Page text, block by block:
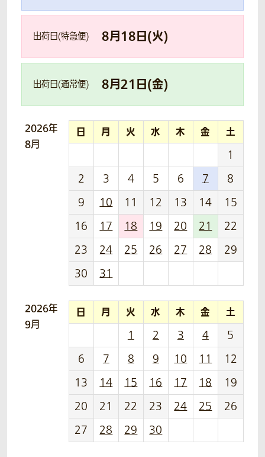
出荷日(特急便) 8月18日(火)
出荷日(通常便) 8月21 日(金)
2026年
8月
日 月 火 水 木 金 土
1
2
3 4 5 6 7
8
9
10 11 12 13 14
15
16
17 18 19 20 21
22
23
24 25 26 27 28
29
30
31
2026年
9月
日 月 火 水 木 金 土
1 2 3 4
5
6
7 8 9 10 11
12
13
14 15 16 17 18
19
20
21 22 23 24 25
26
27
28 29 30